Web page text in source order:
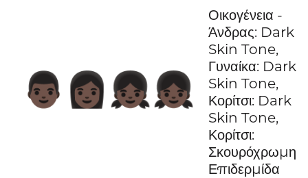
👨🏿‍👩🏿‍👧🏿‍👧🏿
Οικογένεια -
Άνδρας: Dark
Skin Tone,
Γυναίκα: Dark
Skin Tone,
Κορίτσι: Dark
Skin Tone,
Κορίτσι:
Σκουρόχρωμη
Επιδερμίδα